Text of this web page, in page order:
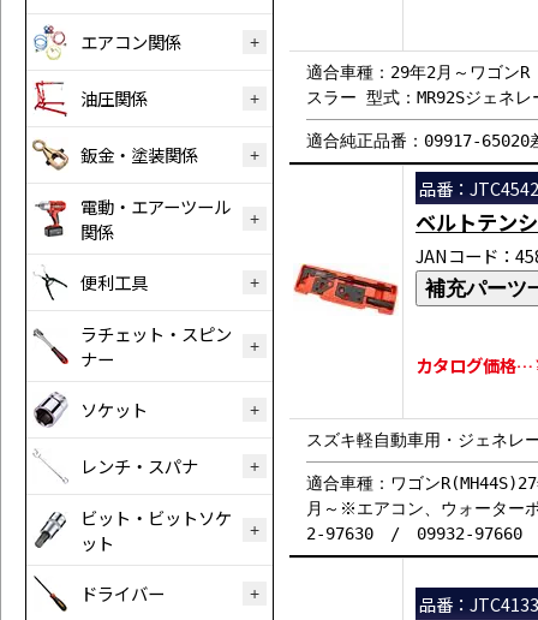
エアコン関係
油圧関係
鈑金・塗装関係
電動・エアーツール
関係
便利工具
ラチェット・スピン
ナー
ソケット
レンチ・スパナ
ビット・ビットソケ
ット
ドライバー
適合車種：29年2月～ワゴ
スラー 型式：MR92Sジェネ
適合純正品番：09917-65020
品番：JTC4542
ベルトテン
JANコード：
補充パーツ
カタログ価格
スズキ軽自動車用・ジェネレ
適合車種：ワゴン
月～※エアコン、ウォーター
2-97630 / 09932-97660
品番：JTC4133